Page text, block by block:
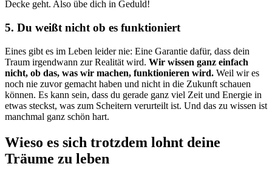
Decke geht. Also übe dich in Geduld!
5. Du weißt nicht ob es funktioniert
Eines gibt es im Leben leider nie: Eine Garantie dafür, dass dein
Traum irgendwann zur Realität wird. Wir wissen ganz einfach
nicht, ob das, was wir machen, funktionieren wird. Weil wir es
noch nie zuvor gemacht haben und nicht in die Zukunft schauen
können. Es kann sein, dass du gerade ganz viel Zeit und Energie in
etwas steckst, was zum Scheitern verurteilt ist. Und das zu wissen ist
manchmal ganz schön hart.
Wieso es sich trotzdem lohnt deine
Träume zu leben